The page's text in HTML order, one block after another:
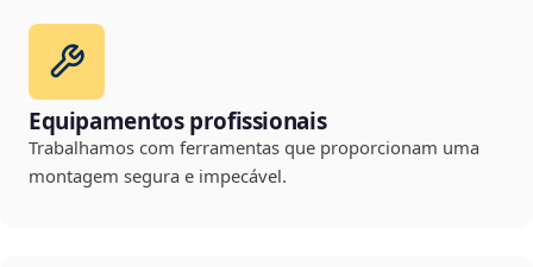
Equipamentos profissionais
Trabalhamos com ferramentas que proporcionam uma
montagem segura e impecável.